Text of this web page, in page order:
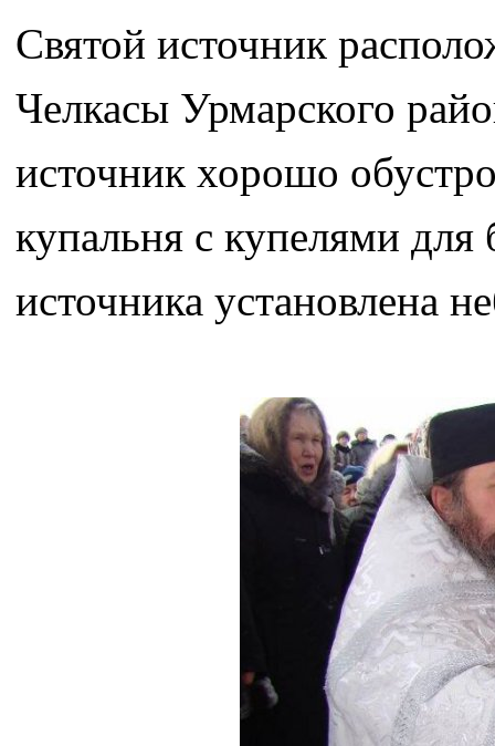
Святой источник
Челкасы Урмарского
источник хорошо
купальня с купелями для
источника установлена